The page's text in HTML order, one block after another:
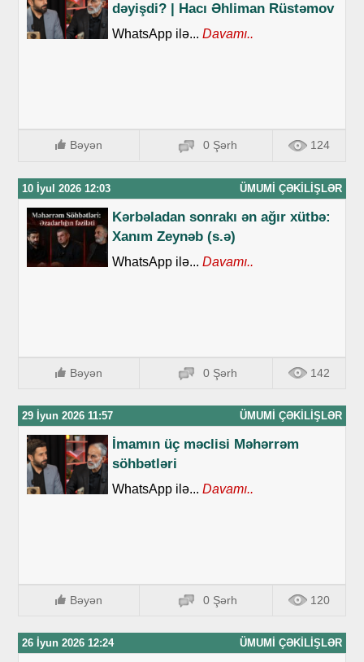
dəyişdi? | Hacı Əhliman Rüstəmov
WhatsApp ilə... Davamı..
Bəyən 0 Şərh 124
10 İyul 2026 12:03 ÜMUMI ÇƏKILIŞLƏR
Kərbəladan sonrakı ən ağır xütbə:
Xanım Zeynəb (s.ə)
WhatsApp ilə... Davamı..
Bəyən 0 Şərh 142
29 İyun 2026 11:57 ÜMUMI ÇƏKILIŞLƏR
İmamın üç məclisi Məhərrəm
söhbətləri
WhatsApp ilə... Davamı..
Bəyən 0 Şərh 120
26 İyun 2026 12:24 ÜMUMI ÇƏKILIŞLƏR